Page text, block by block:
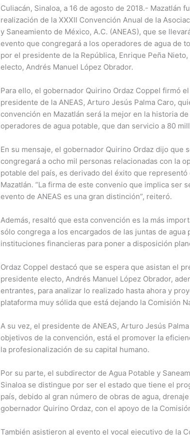
Culiacán, Sinaloa, a 16 de agosto de 2018.- Mazatlán
realización de la XXXII Convención Anual de la
y Saneamiento de México, A.C. (ANEAS), que se
evento que congregará a los operadores de agua de
por el presidente de la República, Enrique Peña
electo, Andrés Manuel López Obrador.
Para ello, el gobernador Quirino Ordaz Coppel firmó
presidente de la ANEAS, Arturo Jesús Palma Caro,
convención en Mazatlán será la mejor en la historia
operadores de agua potable, que dan servicio a 80
En su mensaje, el gobernador Quirino Ordaz dijo que
congregará a ocho mil personas relacionadas con la
potable del país, es derivado del éxito que
Mazatlán. “La firma de este convenio que implica ser
evento de ANEAS es una gran distinción”, reiteró.
Además, resaltó que esta convención es la más
sólo congrega a los encargados de las juntas de agua
instituciones financieras para poner a disposición
Ordaz Coppel destacó que se espera que asistan el
presidente electo, Andrés Manuel López Obrador,
entrantes, para analizar lo realizado hasta ahora y
plataforma muy sólida que está dejando la Comisión
A su vez, el presidente de ANEAS, Arturo Jesús
objetivos de la convención, está el promover la
la profesionalización de su capital humano.
Por su parte, el subdirector de Agua Potable y
Sinaloa se distingue por ser el estado que tiene el
país, debido al gran número de obras de agua,
gobernador Quirino Ordaz, con el apoyo de la
También asistieron al evento el vocal ejecutivo de la